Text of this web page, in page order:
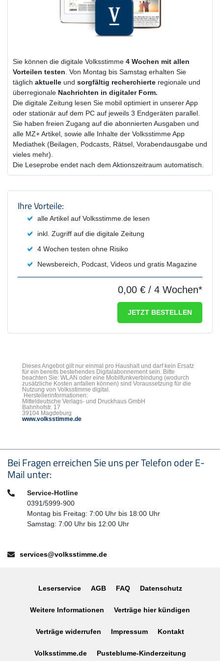
Sie können die digitale Volksstimme 4 Wochen mit allen
Vorteilen testen . Von Montag bis Samstag erhalten Sie
täglich aktuelle und sorgfältig recherchierte regionale und
überregionale Nachrichten in digitaler Form.
Die digitale Zeitung lesen Sie mobil optimiert in unserer App
oder stationär auf dem PC auf jeweils 3 Endgeräten parallel.
Sie haben freien Zugang auf die abonnierten Ausgaben und
alle MZ+ Artikel, sowie alle Inhalte der Volksstimme App
Mediathek (Beilagen, Podcasts, Rätsel, Vorabendausgabe und
vieles mehr).
Die Leseprobe endet nach dem Aktionszeitraum automatisch.
Produktzusammenfassung und
Ihre Vorteile:
alle Artikel auf Volksstimme.de lesen
inkl. Zugriff auf die digitale Zeitung
4 Wochen testen ohne Risiko
Newsbereich, Podcast, Videos und gratis Magazine
0,00 € / 4 Wochen*
JETZT BESTELLEN
Dieses Angebot gilt nur einmal pro Haushalt und darf kein Ersatz
für ein bereits bestehendes Digitalabonnement sein. Bitte
beachten Sie: WLAN oder eine Mobilfunkverbindung (wodurch
zusätzliche Kosten anfallen können) sind Voraussetzung für die
Nutzung von Volksstimme digital.
Herstellerinformationen:
Mitteldeutsche Verlags- und Druckhaus GmbH
Bahnhofstr. 17
39104 Magdeburg
www.volksstimme.de
Seitenfußbereich
Bei Fragen erreichen Sie uns per Telefon oder E-
Mail unter:
Telefon:Service-Hotline
0391/5999-900
Montag bis Freitag: 7:00 Uhr bis 18:00 Uhr
Samstag: 7:00 Uhr bis 12:00 Uhr
E-Mail:services@volksstimme.de
Leserservice AGB FAQ Datenschutz
Weitere Informationen Verträge hier kündigen
Verträge widerrufen Impressum Kontakt
Volksstimme.de Pusteblume-Kinderzeitung